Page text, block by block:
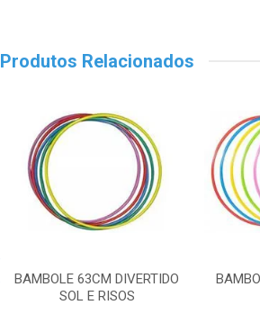
Produtos Relacionados
BAMBOLE 63CM DIVERTIDO
SOL E RISOS